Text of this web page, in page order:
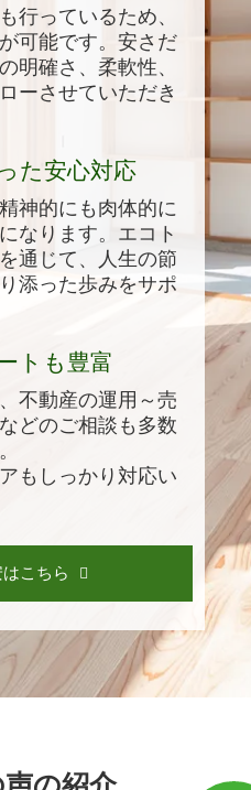
行っているため、
可能です。安さだ
明確さ、柔軟性、
ーさせていただき
た安心対応
神的にも肉体的に
なります。エコト
通じて、人生の節
添った歩みをサポ
トも豊富
不動産の運用～売
どのご相談も多数
もしっかり対応い
こちら